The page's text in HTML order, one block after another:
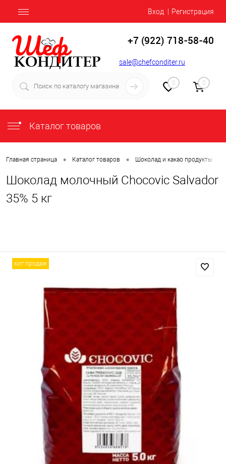
Вход Регистрация
+7 (922) 718-58-40
sale@chefconditer.ru
0 0
Каталог товаров
Главная страница • Каталог товаров • Шоколад и какао продукты
Шоколад молочный Chocovic Salvador
35% 5 кг
хит продаж